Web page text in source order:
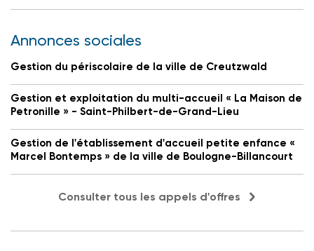
Annonces sociales
Gestion du périscolaire de la ville de Creutzwald
Gestion et exploitation du multi-accueil « La Maison de
Petronille » - Saint-Philbert-de-Grand-Lieu
Gestion de l'établissement d'accueil petite enfance «
Marcel Bontemps » de la ville de Boulogne-Billancourt
Consulter tous les appels d'offres